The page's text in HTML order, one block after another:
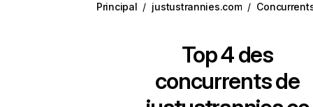
Principal / justustrannies.com /
Top 4 des
concurrents de